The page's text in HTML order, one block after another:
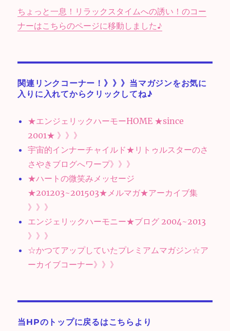
ちょっと一息！リラックスタイムへの誘い！のコー
ナーはこちらのページに移動しました♪
関連リンクコーナー！》》》当マガジンをお気に
入りに入れてからクリックしてね♪
★エンジェリックハーモーHOME ★since
2001★ 》》》
宇宙的インナーチャイルド★リトゥルスターのさ
さやきブログへワープ》》》
★ハートの微笑みメッセージ
★201203~201503★メルマガ★アーカイブ集
》》》
エンジェリックハーモニー★ブログ 2004~2013
》》》
☆かつてアップしていたプレミアムマガジン☆ア
ーカイブコーナー》》》
当HPのトップに戻るはこちらより